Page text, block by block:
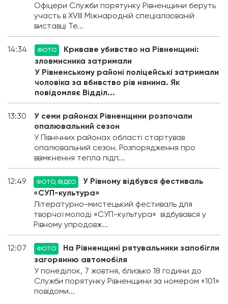
Офіцери Служби порятунку Рівненщини беруть
участь в ХVІІІ Міжнародній спеціалізованій
виставці Те...
14:34 ФОТО
Криваве убивство на Рівненщині:
зловмисника затримали
У Рівненському районі поліцейські затримали
чоловіка за вбивство рів нянина. Як
повідомляє Відділ...
13:30
У семи районах Рівненщини розпочали
опалювальний сезон
У Північних районах області стартував
опалювальний сезон. Розпорядження про
ввімкнення тепла підп...
12:49 ФОТО, ВІДЕО
У Рівному відбувся фестиваль
«СУП-культура»
Літературно-мистецький фестиваль для
творчої молоді «СУП-культура» відбувався у
Рівному упродовж...
12:07 ФОТО
На Рівненщині рятувальники запобігли
загорянню автомобіля
У понеділок, 7 жовтня, близько 18 години до
Служби порятунку Рівненщини за номером «101»
повідоми...